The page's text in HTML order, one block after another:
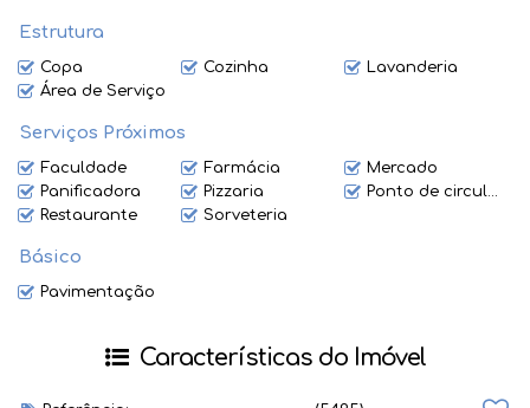
Estrutura
Copa Cozinha
Lavanderia
Área de Serviço
Serviços Próximos
Faculdade Farmácia
Mercado
Panificadora
Pizzaria
Ponto de circular
Restaurante
Sorveteria
Básico
Pavimentação
Características do Imóvel